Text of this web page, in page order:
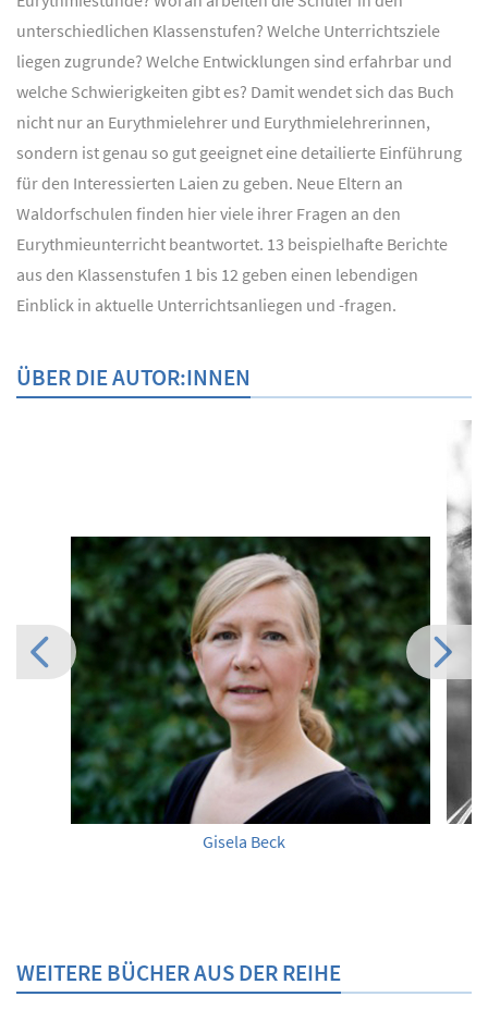
unterschiedlichen Klassenstufen? Welche Unterrichtsziele
liegen zugrunde? Welche Entwicklungen sind erfahrbar und
welche Schwierigkeiten gibt es? Damit wendet sich das Buch
nicht nur an Eurythmielehrer und Eurythmielehrerinnen,
sondern ist genau so gut geeignet eine detailierte Einführung
für den Interessierten Laien zu geben. Neue Eltern an
Waldorfschulen finden hier viele ihrer Fragen an den
Eurythmieunterricht beantwortet. 13 beispielhafte Berichte
aus den Klassenstufen 1 bis 12 geben einen lebendigen
Einblick in aktuelle Unterrichtsanliegen und -fragen.
ÜBER DIE AUTOR:INNEN
Gisela Beck
WEITERE BÜCHER AUS DER REIHE